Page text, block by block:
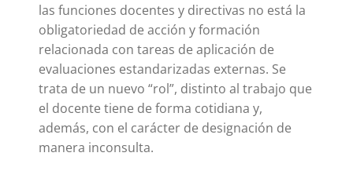
las funciones docentes y directivas no está la
obligatoriedad de acción y formación
relacionada con tareas de aplicación de
evaluaciones estandarizadas externas. Se
trata de un nuevo “rol”, distinto al trabajo que
el docente tiene de forma cotidiana y,
además, con el carácter de designación de
manera inconsulta.